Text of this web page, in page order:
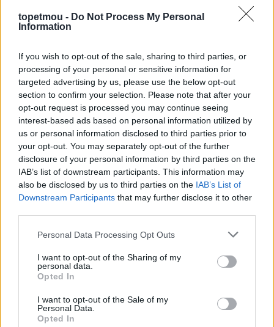
topetmou - Do Not Process My Personal
Information
If you wish to opt-out of the sale, sharing to third parties, or
processing of your personal or sensitive information for
targeted advertising by us, please use the below opt-out
section to confirm your selection. Please note that after your
opt-out request is processed you may continue seeing
interest-based ads based on personal information utilized by
us or personal information disclosed to third parties prior to
your opt-out. You may separately opt-out of the further
disclosure of your personal information by third parties on the
IAB’s list of downstream participants. This information may
also be disclosed by us to third parties on the IAB’s List of
Downstream Participants that may further disclose it to other
Personal Data Processing Opt Outs
I want to opt-out of the Sharing of my
personal data.
Opted In
I want to opt-out of the Sale of my
Personal Data.
Opted In
Ευρωπαϊκού Κοινοβουλίου σχετικά με την καλή
διαβίωση τωνζώων συντροφιάςκαι την
ιχνηλασιμότητά τους. Οι διατάξεις αυτές στοχεύουν
στην καταπολέμηση του παράνομου εμπορίου και της
κακοποίησης, εξαιρώντας τις περιστασιακές δωρεές
μικρού αριθμού ζώων από ιδιώτες, διαχωρίζοντας
μικρούς και μεγάλους εκτροφείς και μειώνοντας τη
γραφειοκρατία στην καταγραφή σκύλων και γατών που
εισέρχονται στην ΕΕ, ακόμη και από μη κτηνιάτρους,
υπό προϋποθέσεις.
της ευρωομάδας της Νέας Δημοκρατίας,
Δημήτρης
Κοινοβουλίου για τη νομοθετική δέσμη. Με τις
τροπολογίες που κατέθεσε και υποστήριξε, ενίσχυσε
μοντέλα in vitro, τα εργαλεία in silico και άλλες
τεχνολογικά εξελιγμένες λύσεις.